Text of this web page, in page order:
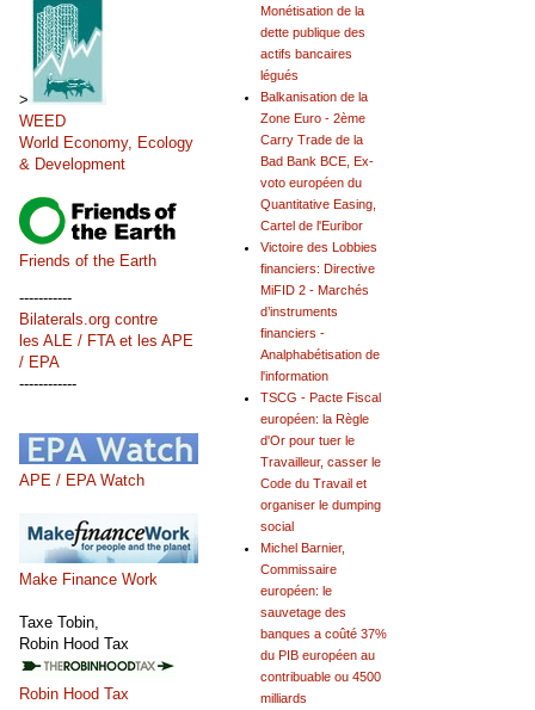
Monétisation de la
dette publique des
actifs bancaires
légués
Balkanisation de la
Zone Euro - 2ème
Carry Trade de la
Bad Bank BCE, Ex-
voto européen du
Quantitative Easing,
Cartel de l'Euribor
Victoire des Lobbies
financiers: Directive
MiFID 2 - Marchés
d’instruments
financiers -
Analphabétisation de
l'information
TSCG - Pacte Fiscal
européen: la Règle
d'Or pour tuer le
Travailleur, casser le
Code du Travail et
organiser le dumping
social
Michel Barnier,
Commissaire
européen: le
sauvetage des
banques a coûté 37%
du PIB européen au
contribuable ou 4500
milliards
>
WEED
World Economy, Ecology
& Development
Friends of the Earth
-----------
Bilaterals.org contre
les ALE / FTA et les APE
/ EPA
------------
APE / EPA Watch
Make Finance Work
Taxe Tobin,
Robin Hood Tax
Robin Hood Tax